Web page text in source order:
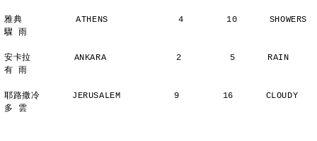
雅典          ATHENS             4        10      SHOWERS
驟 雨
安卡拉        ANKARA             2         5      RAIN
有 雨
耶路撒冷      JERUSALEM          9        16      CLOUDY
多 雲